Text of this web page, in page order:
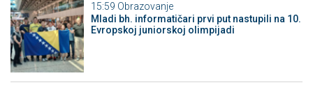
15:59 Obrazovanje
Mladi bh. informatičari prvi put nastupili na 10.
Evropskoj juniorskoj olimpijadi